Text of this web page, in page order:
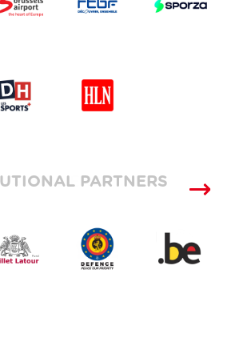
PARTNERS